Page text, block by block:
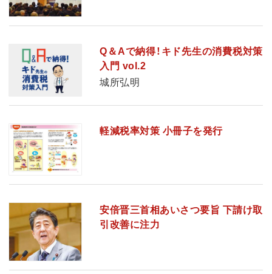
Q＆Aで納得！キド先生の消費税対策
入門 vol.2
城所弘明
軽減税率対策 小冊子を発行
安倍晋三首相あいさつ要旨 下請け取
引改善に注力